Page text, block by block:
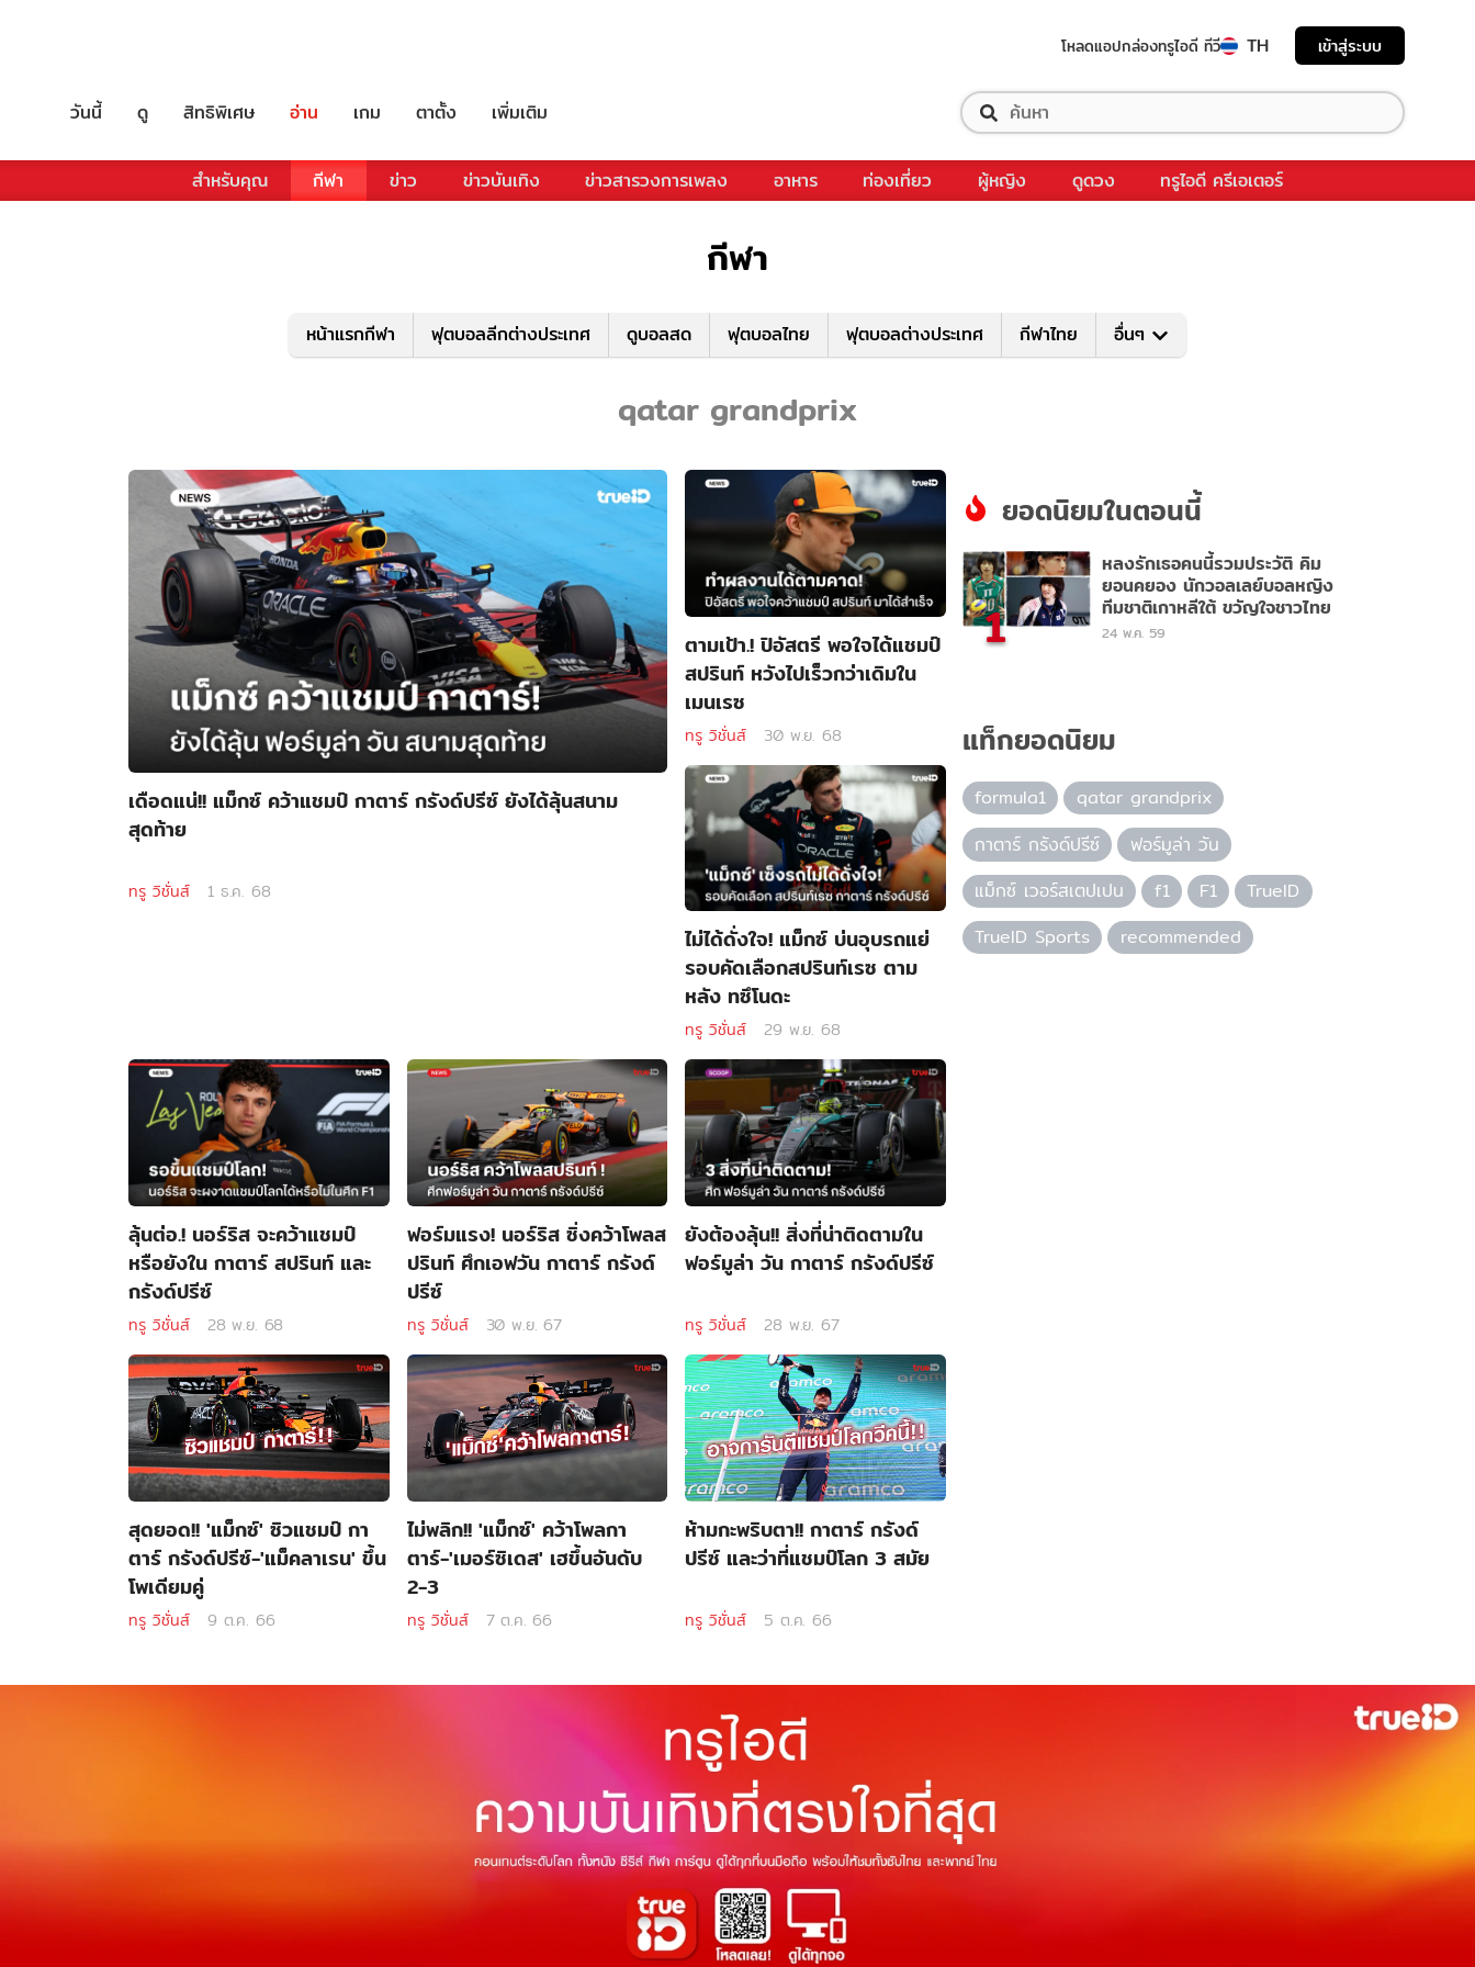
โหลดแอปกล่องทรูไอดี ทีวี TH เข้าสู่ระบบ
วันนี้ ดู สิทธิพิเศษ อ่าน เกม ตาตั้ง เพิ่มเติม
สำหรับคุณ กีฬา ข่าว ข่าวบันเทิง ข่าวสารวงการเพลง อาหาร ท่องเที่ยว ผู้หญิง ดูดวง ทรูไอดี ครีเอเตอร์
กีฬา
หน้าแรกกีฬา ฟุตบอลลีกต่างประเทศ ดูบอลสด ฟุตบอลไทย ฟุตบอลต่างประเทศ กีฬาไทย อื่นๆ
qatar grandprix
เดือดแน่!! แม็กซ์ คว้าแชมป์ กาตาร์ กรังด์ปรีซ์ ยังได้ลุ้นสนาม
สุดท้าย
ทรู วิชั่นส์ 1 ธ.ค. 68
ตามเป้า.! ปิอัสตรี พอใจได้แชมป์
สปรินท์ หวังไปเร็วกว่าเดิมใน
เมนเรซ
ทรู วิชั่นส์ 30 พ.ย. 68
ไม่ได้ดั่งใจ! แม็กซ์ บ่นอุบรถแย่
รอบคัดเลือกสปรินท์เรซ ตาม
หลัง ทซึโนดะ
ทรู วิชั่นส์ 29 พ.ย. 68
ลุ้นต่อ.! นอร์ริส จะคว้าแชมป์
หรือยังใน กาตาร์ สปรินท์ และ
กรังด์ปรีซ์
ทรู วิชั่นส์ 28 พ.ย. 68
ฟอร์มแรง! นอร์ริส ซิ่งคว้าโพลส
ปรินท์ ศึกเอฟวัน กาตาร์ กรังด์
ปรีซ์
ทรู วิชั่นส์ 30 พ.ย. 67
ยังต้องลุ้น!! สิ่งที่น่าติดตามใน
ฟอร์มูล่า วัน กาตาร์ กรังด์ปรีซ์
ทรู วิชั่นส์ 28 พ.ย. 67
สุดยอด!! 'แม็กซ์' ซิวแชมป์ กา
ตาร์ กรังด์ปรีซ์-'แม็คลาเรน' ขึ้น
โพเดียมคู่
ทรู วิชั่นส์ 9 ต.ค. 66
ไม่พลิก!! 'แม็กซ์' คว้าโพลกา
ตาร์-'เมอร์ซิเดส' เฮขึ้นอันดับ
2-3
ทรู วิชั่นส์ 7 ต.ค. 66
ห้ามกะพริบตา!! กาตาร์ กรังด์
ปรีซ์ และว่าที่แชมป์โลก 3 สมัย
ทรู วิชั่นส์ 5 ต.ค. 66
ยอดนิยมในตอนนี้
1
หลงรักเธอคนนี้รวมประวัติ คิม
ยอนคยอง นักวอลเลย์บอลหญิง
ทีมชาติเกาหลีใต้ ขวัญใจชาวไทย
24 พ.ค. 59
แท็กยอดนิยม
formula1
qatar grandprix
กาตาร์ กรังด์ปรีซ์
ฟอร์มูล่า วัน
แม็กซ์ เวอร์สเตปเปน
f1 F1
TrueID
TrueID Sports
recommended